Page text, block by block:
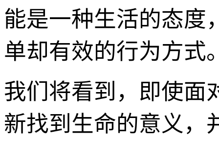
能是一种生活的态度
单却有效的行为方式
我们将看到，即使面
新找到生命的意义，